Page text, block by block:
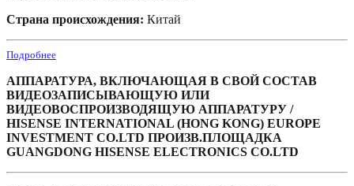
Страна происхождения: Китай
Подробнее
АППАРАТУРА, ВКЛЮЧАЮЩАЯ В СВОЙ СОСТАВ
ВИДЕОЗАПИСЫВАЮЩУЮ ИЛИ
ВИДЕОВОСПРОИЗВОДЯЩУЮ АППАРАТУРУ /
HISENSE INTERNATIONAL (HONG KONG) EUROPE
INVESTMENT CO.LTD ПРОИЗВ.ПЛОЩАДКА
GUANGDONG HISENSE ELECTRONICS CO.LTD